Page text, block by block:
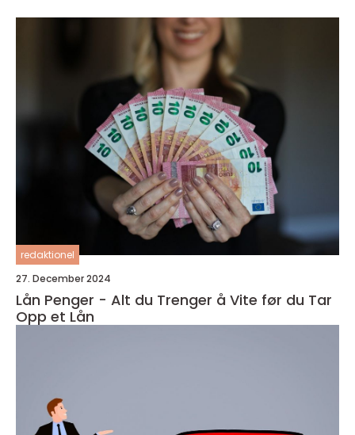
redaktionel
27. December 2024
Lån Penger - Alt du Trenger å Vite før du Tar
Opp et Lån